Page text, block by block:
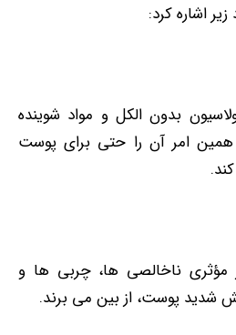
اشاره کرد:
بدون الکل و مواد شوینده
همین امر آن را حتی برای پوست‌
ناخالصی‌ ها، چربی ‌ها و
شدید پوست، از بین می برند.